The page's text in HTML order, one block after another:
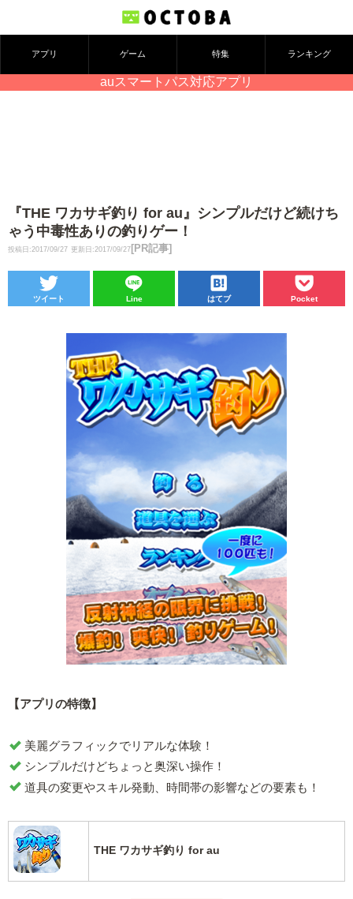
アプリ ゲーム 特集 ランキング
auスマートパス対応アプリ
『THE ワカサギ釣り for au』シンプルだけど続けち
ゃう中毒性ありの釣りゲー！
投稿日:2017/09/27 更新日:2017/09/27 [PR記事]
ツイート Line はてブ Pocket
【アプリの特徴】
美麗グラフィックでリアルな体験！
シンプルだけどちょっと奥深い操作！
道具の変更やスキル発動、時間帯の影響などの要素も！
THE ワカサギ釣り for au